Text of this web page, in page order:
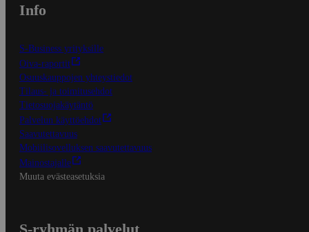
Info
S-Business yrityksille
Oiva-raportit
Osuuskauppojen yhteystiedot
Tilaus- ja toimitusehdot
Tietosuojakäytäntö
Palvelun käyttöehdot
Saavutettavuus
Mobiilisovelluksen saavutettavuus
Mainostajalle
Muuta evästeasetuksia